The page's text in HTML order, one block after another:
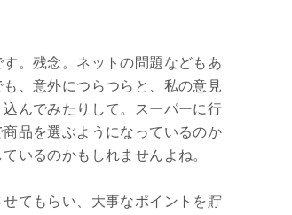
。残念。ネットの問題などもあ
、意外につらつらと、私の意見
んでみたりして。スーパーに行
品を選ぶようになっているのか
いるのかもしれませんよね。
てもらい、大事なポイントを貯